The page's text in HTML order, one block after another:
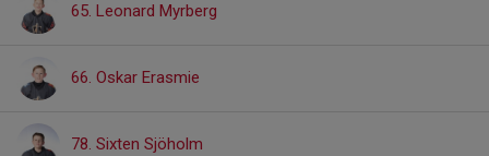
65. Leonard Myrberg
66. Oskar Erasmie
78. Sixten Sjöholm